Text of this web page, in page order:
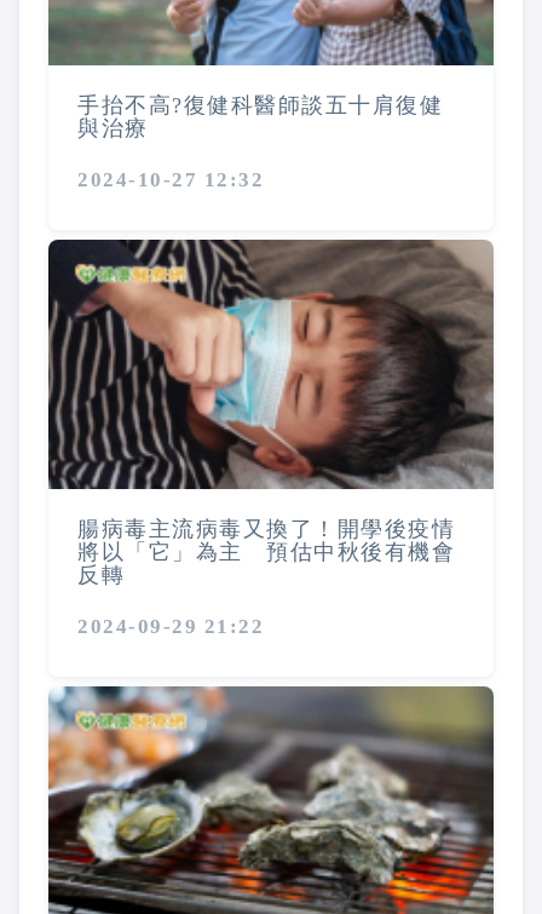
手抬不高?復健科醫師談五十肩復健
與治療
2024-10-27 12:32
腸病毒主流病毒又換了！開學後疫情
將以「它」為主 預估中秋後有機會
反轉
2024-09-29 21:22